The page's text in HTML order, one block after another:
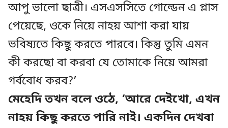
আপু ভালো ছাত্রী। এসএসসিতে গোল্ডেন এ প্লাস
পেয়েছে, ওকে নিয়ে নাহয় আশা করা যায়
ভবিষ্যতে কিছু করতে পারবে। কিন্তু তুমি এমন
কী করছো বা করবা যে তোমাকে নিয়ে আমরা
গর্ববোধ করব?’
মেহেদি তখন বলে ওঠে, ‘আরে দেইখো, এখন
নাহয় কিছু করতে পারি নাই। একদিন দেখবা